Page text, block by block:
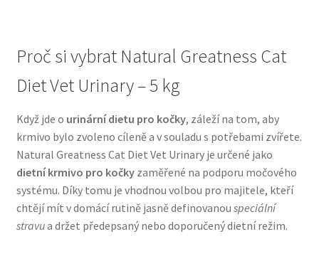
Pelíšky pro psy
Ortopedické pelíšky
Přepravky pro psy
Purizon pro psy — Vysoký obsah masa, bez obilovin
Proč si vybrat Natural Greatness Cat
Diet Vet Urinary – 5 kg
Když jde o urinární dietu pro kočky, záleží na tom, aby
krmivo bylo zvoleno cíleně a v souladu s potřebami zvířete.
Natural Greatness Cat Diet Vet Urinary je určené jako
dietní krmivo pro kočkyzaměřené na podporu močového
systému. Díky tomu je vhodnou volbou pro majitele, kteří
chtějí mít v domácí rutině jasně definovanou speciální
stravua držet předepsaný nebo doporučený dietní režim.